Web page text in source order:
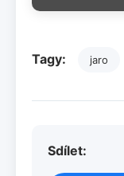
Tagy: jaro
Sdílet: